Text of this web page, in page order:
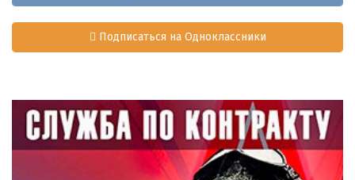
Подписаться на Одноклассники